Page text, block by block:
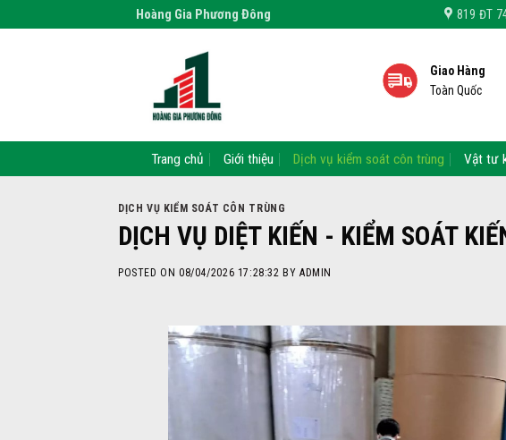
Hoàng Gia Phương Đông 819 ĐT
Giao Hàng
Toàn Quốc
Trang chủ Giới thiệu Dịch vụ kiểm soát côn trùng Vật tư
DỊCH VỤ KIỂM SOÁT CÔN TRÙNG
DỊCH VỤ DIỆT KIẾN - KIỂM SOÁT
POSTED ON08/04/2026 17:28:32BY ADMIN